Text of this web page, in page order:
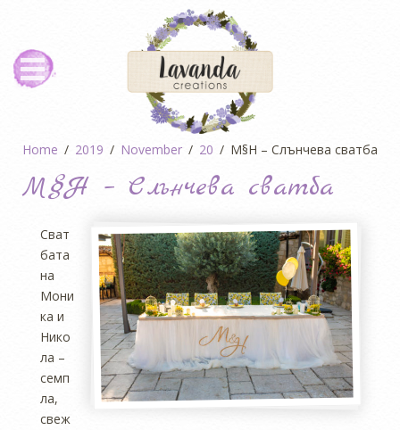
Home 2019 November 20 М§Н – Слънчева сватба
М§Н – Слънчева сватба
Сват
бата
на
Мони
ка и
Нико
ла –
семп
ла,
свеж